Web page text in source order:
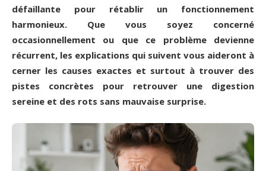
défaillante pour rétablir un fonctionnement
harmonieux. Que vous soyez concerné
occasionnellement ou que ce problème devienne
récurrent, les explications qui suivent vous aideront à
cerner les causes exactes et surtout à trouver des
pistes concrètes pour retrouver une digestion
sereine et des rots sans mauvaise surprise.